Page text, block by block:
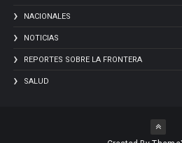
NACIONALES
NOTICIAS
REPORTES SOBRE LA FRONTERA
SALUD